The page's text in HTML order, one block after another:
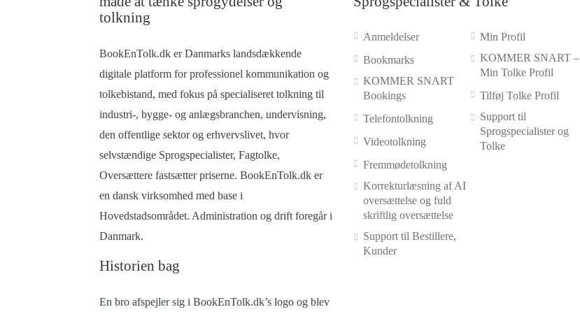
tolkning
BookEnTolk.dk er Danmarks landsdækkende
digitale platform for professionel kommunikation og
tolkebistand, med fokus på specialiseret tolkning til
industri-, bygge- og anlægsbranchen, undervisning,
den offentlige sektor og erhvervslivet, hvor
selvstændige Sprogspecialister, Fagtolke,
Oversættere fastsætter priserne. BookEnTolk.dk er
en dansk virksomhed med base i
Hovedstadsområdet. Administration og drift foregår i
Danmark.
Historien bag
En bro afspejler sig i BookEnTolk.dk’s logo og blev
Anmeldelser
Bookmarks
KOMMER SNART
Bookings
Telefontolkning
Videotolkning
Fremmødetolkning
Korrekturlæsning af AI
oversættelse og fuld
skriftlig oversættelse
Support til Bestillere,
Kunder
Min Profil
KOMMER SNART –
Min Tolke Profil
Tilføj Tolke Profil
Support til
Sprogspecialister og
Tolke